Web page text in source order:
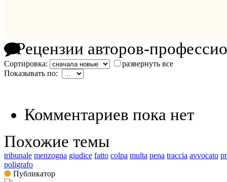
Рецензии авторов-
Сортировка:
развернуть все
Показывать по:
Комментариев пока нет
Похожие темы
tribunale menzogna giudice fatto colpa multa pena traccia avvocato
poligrafo
Публикатор